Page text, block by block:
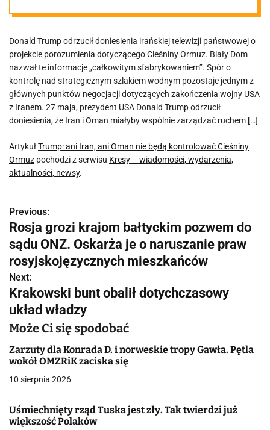
Cieśniny Ormuz
Donald Trump odrzucił doniesienia irańskiej telewizji państwowej o
projekcie porozumienia dotyczącego Cieśniny Ormuz. Biały Dom
nazwał te informacje „całkowitym sfabrykowaniem”. Spór o
kontrolę nad strategicznym szlakiem wodnym pozostaje jednym z
głównych punktów negocjacji dotyczących zakończenia wojny USA
z Iranem. 27 maja, prezydent USA Donald Trump odrzucił
doniesienia, że Iran i Oman miałyby wspólnie zarządzać ruchem […]
ArtykułTrump: ani Iran, ani Oman nie będą kontrolować Cieśniny
Ormuz pochodzi z serwisu Kresy – wiadomości, wydarzenia,
aktualności, newsy.
N
a
w
i
g
a
c
j
w
Previous:
Rosja grozi krajom bałtyckim pozwem do
sądu ONZ. Oskarża je o naruszanie praw
rosyjskojęzycznych mieszkańców
Next:
Krakowski bunt obalił dotychczasowy
układ władzy
Może Ci się spodobać
Zarzuty dla Konrada D. i norweskie tropy Gawła. Pętla
wokół OMZRiK zaciska się
10 sierpnia 2026
Uśmiechnięty rząd Tuska jest zły. Tak twierdzi już
większość Polaków